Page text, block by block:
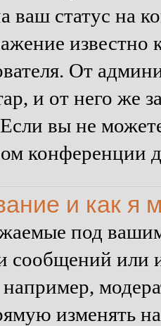
ваш статус на
известно
От
и от него же
вы не
конференции
и как я
под
сообщений
например,
изменять